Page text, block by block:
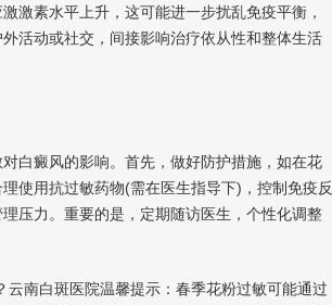
激素水平上升，这可能进一步扰乱免疫平衡，
活动或社交，间接影响治疗依从性和整体生活
癜风的影响。首先，做好防护措施，如在花
使用抗过敏药物(需在医生指导下)，控制免疫反
压力。重要的是，定期随访医生，个性化调整
南白斑医院温馨提示：春季花粉过敏可能通过